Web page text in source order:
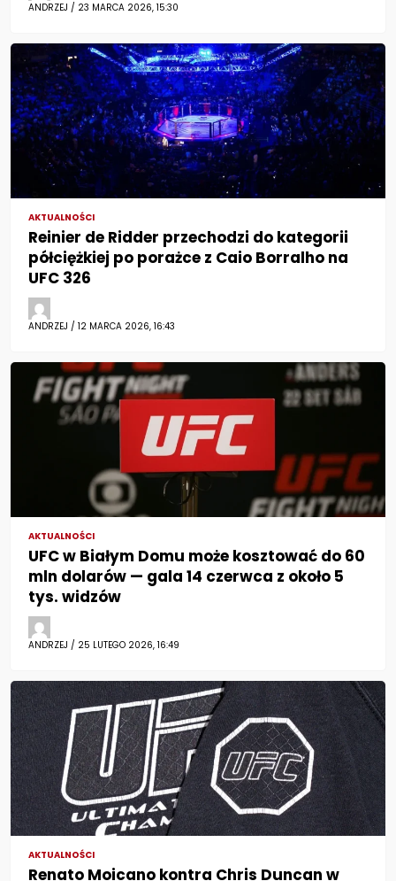
ANDRZEJ / 23 MARCA 2026, 15:30
AKTUALNOŚCI
Reinier de Ridder przechodzi do kategorii
półciężkiej po porażce z Caio Borralho na
UFC 326
ANDRZEJ / 12 MARCA 2026, 16:43
AKTUALNOŚCI
UFC w Białym Domu może kosztować do 60
mln dolarów — gala 14 czerwca z około 5
tys. widzów
ANDRZEJ / 25 LUTEGO 2026, 16:49
AKTUALNOŚCI
Renato Moicano kontra Chris Duncan w